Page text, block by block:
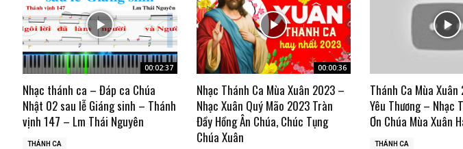
00:02:37
Nhạc thánh ca – Đáp ca Chúa
Nhật 02 sau lễ Giáng sinh – Thánh
vịnh 147 – Lm Thái Nguyên
THÁNH CA
00:00:36
Nhạc Thánh Ca Mùa Xuân 2023 –
Nhạc Xuân Quý Mão 2023 Tràn
Đầy Hồng Ân Chúa, Chúc Tụng
Chúa Xuân
Thánh Ca Mùa
Yêu Thương – Nhạc
Ơn Chúa Mùa Xuân
THÁNH CA